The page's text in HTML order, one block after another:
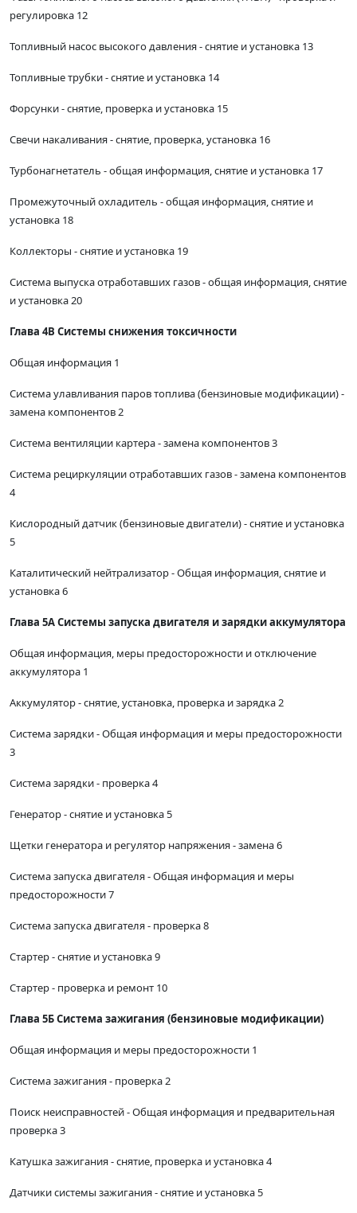
регулировка 12
Топливный насос высокого давления - снятие и установка 13
Топливные трубки - снятие и установка 14
Форсунки - снятие, проверка и установка 15
Свечи накаливания - снятие, проверка, установка 16
Турбонагнетатель - общая информация, снятие и установка 17
Промежуточный охладитель - общая информация, снятие и
установка 18
Коллекторы - снятие и установка 19
Система выпуска отработавших газов - общая информация, снятие
и установка 20
Глава 4В Системы снижения токсичности
Общая информация 1
Система улавливания паров топлива (бензиновые модификации) -
замена компонентов 2
Система вентиляции картера - замена компонентов 3
Система рециркуляции отработавших газов - замена компонентов
4
Кислородный датчик (бензиновые двигатели) - снятие и установка
5
Каталитический нейтрализатор - Общая информация, снятие и
установка 6
Глава 5А Системы запуска двигателя и зарядки аккумулятора
Общая информация, меры предосторожности и отключение
аккумулятора 1
Аккумулятор - снятие, установка, проверка и зарядка 2
Система зарядки - Общая информация и меры предосторожности
3
Система зарядки - проверка 4
Генератор - снятие и установка 5
Щетки генератора и регулятор напряжения - замена 6
Система запуска двигателя - Общая информация и меры
предосторожности 7
Система запуска двигателя - проверка 8
Стартер - снятие и установка 9
Стартер - проверка и ремонт 10
Глава 5Б Система зажигания (бензиновые модификации)
Общая информация и меры предосторожности 1
Система зажигания - проверка 2
Поиск неисправностей - Общая информация и предварительная
проверка 3
Катушка зажигания - снятие, проверка и установка 4
Датчики системы зажигания - снятие и установка 5